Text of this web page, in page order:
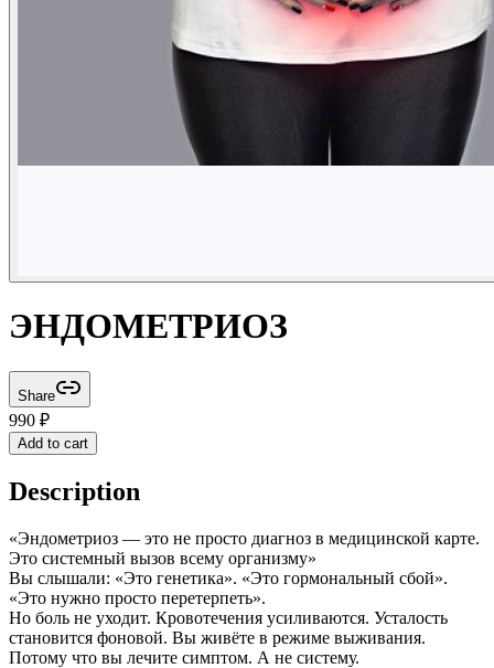
ЭНДОМЕТРИОЗ
Share
990 ₽
Add to cart
Description
«Эндометриоз — это не просто диагноз в медицинской карте.
Это системный вызов всему организму»
Вы слышали: «Это генетика». «Это гормональный сбой».
«Это нужно просто перетерпеть».
Но боль не уходит. Кровотечения усиливаются. Усталость
становится фоновой. Вы живёте в режиме выживания.
Потому что вы лечите симптом. А не систему.